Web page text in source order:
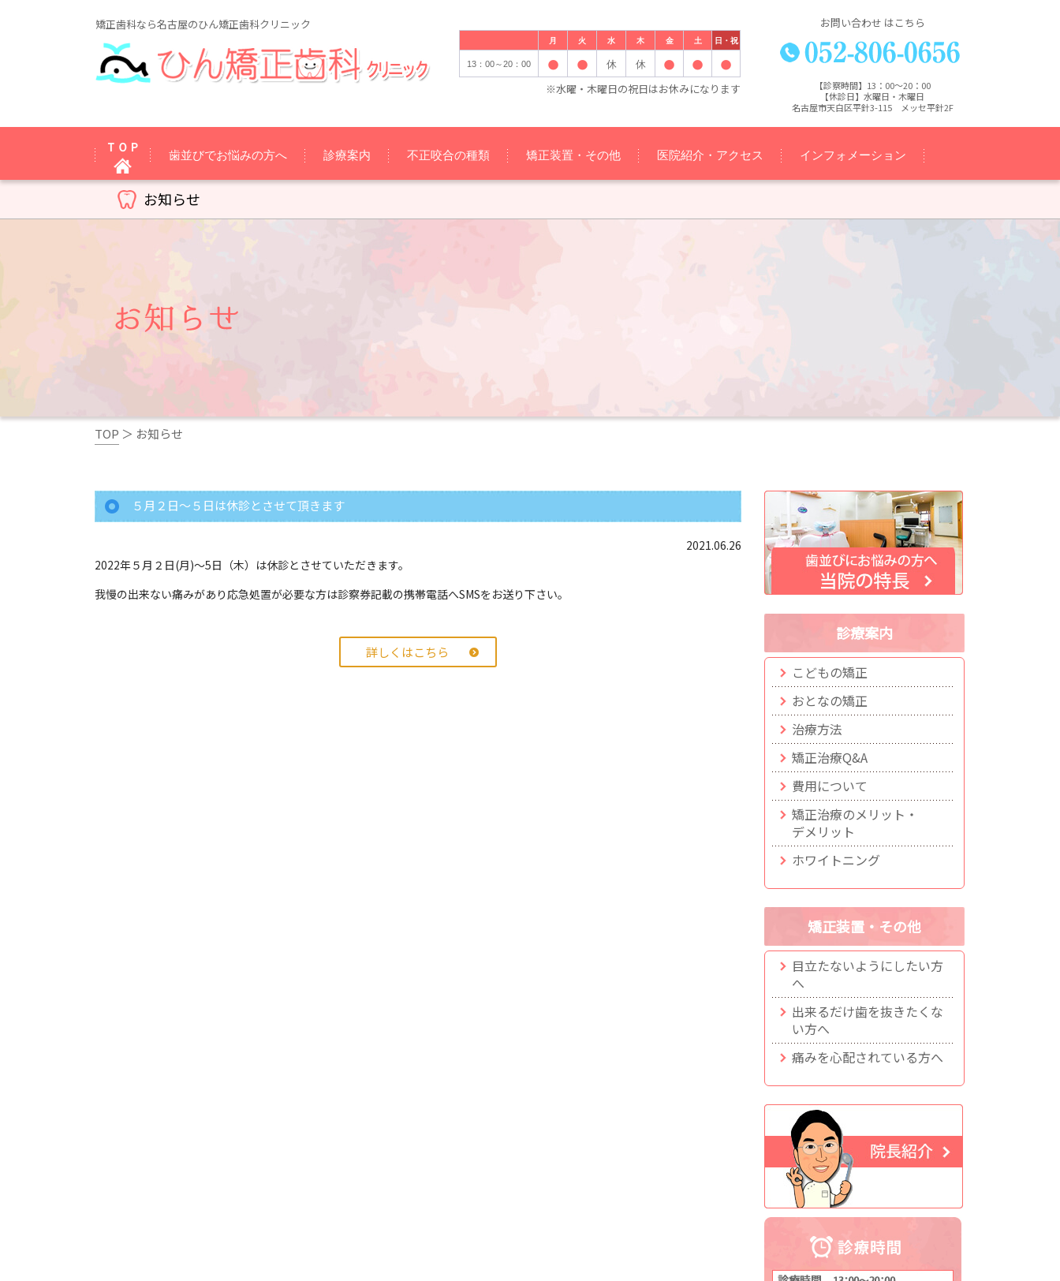
矯正歯科なら名古屋のひん矯正歯科クリニック
月 火 水 木 金 土 日・祝
13：00～20：00 休 休
※水曜・木曜日の祝日はお休みになります
お問い合わせ はこちら
【診察時間】13：00～20：00
【休診日】水曜日・木曜日
名古屋市天白区平針3-115 メッセ平針2F
ＴＯＰ
歯並びでお悩みの方へ 診療案内 不正咬合の種類 矯正装置・その他 医院紹介・アクセス インフォメーション
お知らせ
TOP ＞ お知らせ
５月２日～５日は休診とさせて頂きます
2021.06.26
2022年５月２日(月)～5日（木）は休診とさせていただきます。
我慢の出来ない痛みがあり応急処置が必要な方は診察券記載の携帯電話へSMSをお送り下さい。
詳しくはこちら
診療案内
こどもの矯正
おとなの矯正
治療方法
矯正治療Q&A
費用について
矯正治療のメリット・
デメリット
ホワイトニング
矯正装置・その他
目立たないようにしたい方
へ
出来るだけ歯を抜きたくな
い方へ
痛みを心配されている方へ